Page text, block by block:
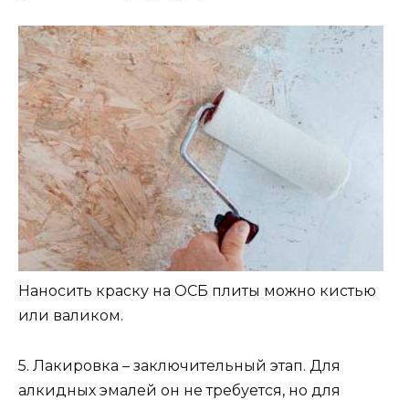
Наносить краску на ОСБ плиты можно кистью
или валиком.
5. Лакировка – заключительный этап. Для
алкидных эмалей он не требуется, но для